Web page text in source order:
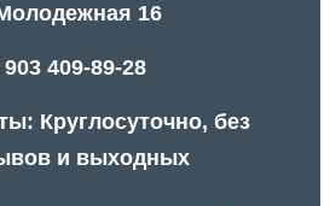
16
409-89-28
Круглосуточно, без
и выходных